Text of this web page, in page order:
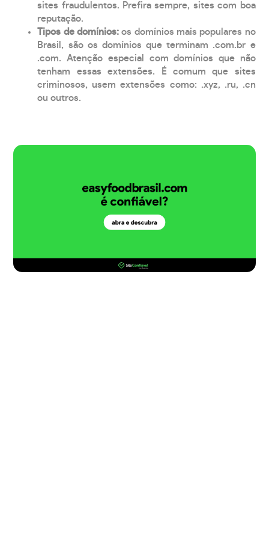
sites fraudulentos. Prefira sempre, sites com boa
reputação.
Tipos de domínios:os domínios mais populares no
Brasil, são os domínios que terminam .com.br e
.com. Atenção especial com domínios que não
tenham essas extensões. É comum que sites
criminosos, usem extensões como: .xyz, .ru, .cn
ou outros.